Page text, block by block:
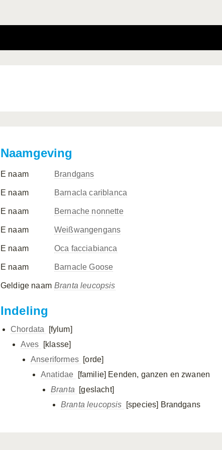
Naamgeving
E naam Brandgans
E naam Barnacla cariblanca
E naam Bernache nonnette
E naam Weißwangengans
E naam Oca facciabianca
E naam Barnacle Goose
Geldige naam Branta leucopsis
Indeling
Chordata
[fylum]
Aves
[klasse]
Anseriformes [orde]
Anatidae
[familie] Eenden, ganzen en zwanen
Branta
[geslacht]
Branta leucopsis
[species] Brandgans